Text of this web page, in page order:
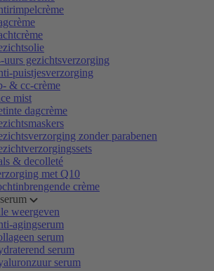
uurs gezichtsverzorging
puistjesverzorging
& cc-crème
mist
dagcrème
zonder parabenen
& decolleté
met Q10
crème
weergeven
agingserum
serum
serum
serum